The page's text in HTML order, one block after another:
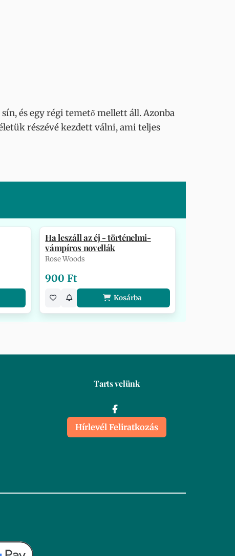
és egy régi temető mellett áll. Azonba
részévé kezdett válni, ami teljes
Ha leszáll az éj - történelmi-
vámpíros novellák
Rose Woods
900 Ft
Kosárba
Tarts velünk
Hírlevél Feliratkozás